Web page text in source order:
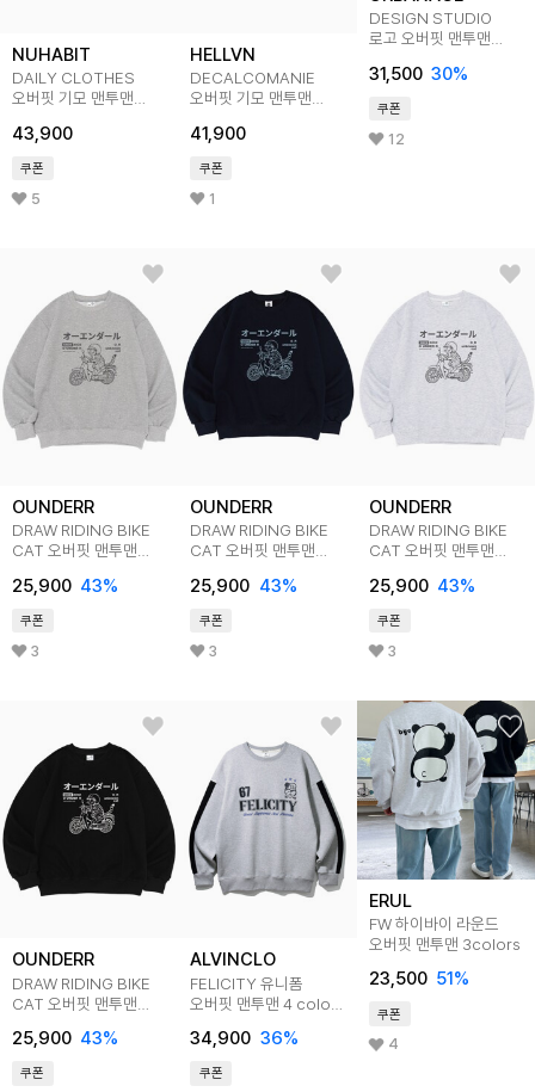
NUHABIT
DAILY CLOTHES
오버핏 기모 맨투맨
43,900
쿠폰
5
HELLVN
DECALCOMANIE
오버핏 기모 맨투맨
41,900
쿠폰
1
DESIGN STUDIO
로고 오버핏 맨투맨
31,500 30%
쿠폰
12
OUNDERR
DRAW RIDING BIKE
CAT 오버핏 맨투맨
25,900 43%
쿠폰
3
OUNDERR
DRAW RIDING BIKE
CAT 오버핏 맨투맨
25,900 43%
쿠폰
3
OUNDERR
DRAW RIDING BIKE
CAT 오버핏 맨투맨
25,900 43%
쿠폰
3
OUNDERR
DRAW RIDING BIKE
CAT 오버핏 맨투맨
25,900 43%
쿠폰
ALVINCLO
FELICITY 유니폼
오버핏 맨투맨 4 color
34,900 36%
쿠폰
ERUL
FW 하이바이 라운드
오버핏 맨투맨 3colors
23,500 51 %
쿠폰
4